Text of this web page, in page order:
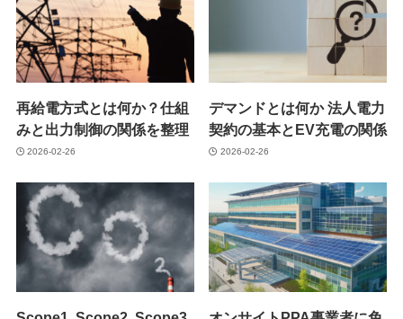
再給電方式とは何か？仕組
みと出力制御の関係を整理
2026-02-26
デマンドとは何か 法人電力
契約の基本とEV充電の関係
2026-02-26